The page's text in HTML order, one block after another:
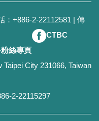
：+886-2-22112581 | 傳
CTBC
絲專頁
City 231066, Taiwan
2-22115297